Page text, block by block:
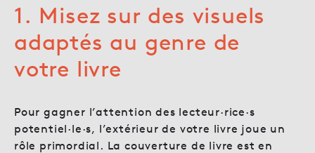
1. Misez sur des visuels
adaptés au genre de
votre livre
Pour gagner l’attention des lecteur·rice·s
potentiel·le·s, l’extérieur de votre livre joue un
rôle primordial. La couverture de livre est en